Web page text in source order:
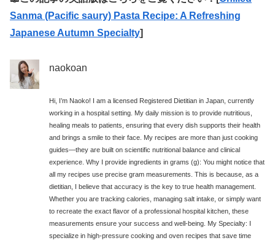
Sanma (Pacific saury) Pasta Recipe: A Refreshing
Japanese Autumn Specialty]
naokoan
Hi, I’m Naoko! I am a licensed Registered Dietitian in Japan, currently
working in a hospital setting. My daily mission is to provide nutritious,
healing meals to patients, ensuring that every dish supports their health
and brings a smile to their face. My recipes are more than just cooking
guides—they are built on scientific nutritional balance and clinical
experience. Why I provide ingredients in grams (g): You might notice that
all my recipes use precise gram measurements. This is because, as a
dietitian, I believe that accuracy is the key to true health management.
Whether you are tracking calories, managing salt intake, or simply want
to recreate the exact flavor of a professional hospital kitchen, these
measurements ensure your success and well-being. My Specialty: I
specialize in high-pressure cooking and oven recipes that save time